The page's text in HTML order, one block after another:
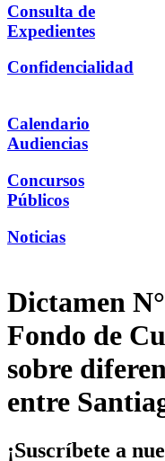
Consulta de
Expedientes
Confidencialidad
Calendario
Audiencias
Concursos
Públicos
Noticias
Dictamen
Fondo de
sobre
entre
¡Suscríbete a